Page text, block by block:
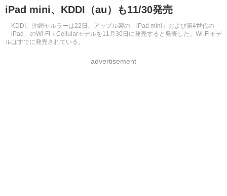
8月開催イベント・WS 全国公立高校 過去問 人気記事
自由研究教材（小学生向け） 自由研究教材（中学生向け） ランキング
iPad mini、KDDI（au）も11/30発売
KDDI、沖縄セルラーは22日、アップル製の「iPad mini」および第4世代の
「iPad」のWi-Fi＋Cellularモデルを11月30日に発売すると発表した。Wi-Fiモデ
ルはすでに発売されている。
advertisement